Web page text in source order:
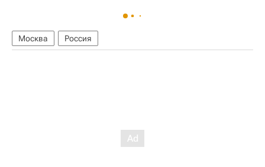
Москва Россия